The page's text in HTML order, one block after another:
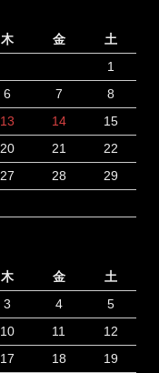
木 金
土
1
6 7
8
13 14
15
20 21
22
27 28
29
木 金
土
3 4
5
10 11
12
17 18
19